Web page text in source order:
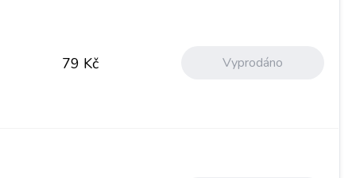
79 Kč Vyprodáno